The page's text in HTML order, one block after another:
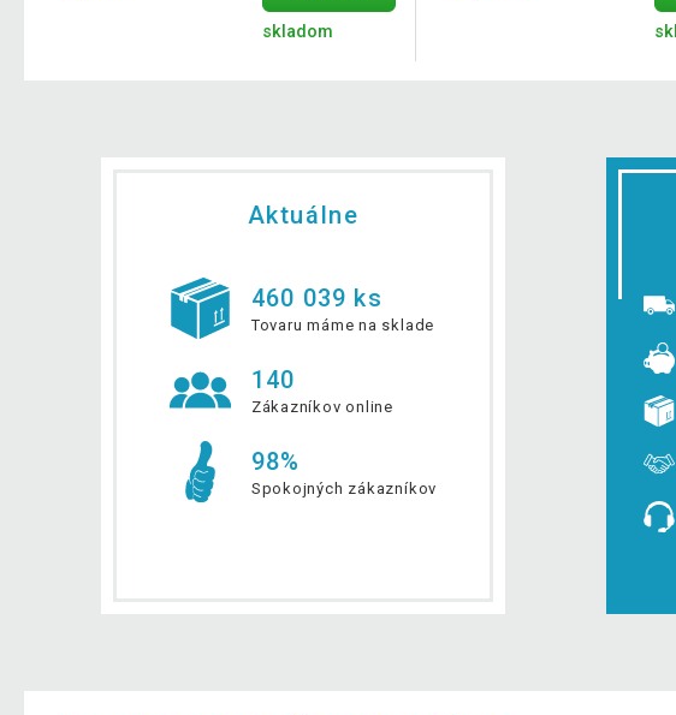
skladom
Aktuálne
460 039 ks
Tovaru máme na sklade
140
Zákazníkov online
98%
Spokojných zákazníkov